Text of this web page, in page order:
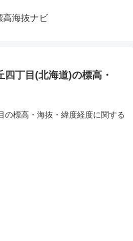
高海抜ナビ
丁目(北海道)の標高・
の標高・海抜・緯度経度に関する